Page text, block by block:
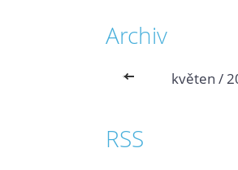
Archiv
<< květen /
RSS